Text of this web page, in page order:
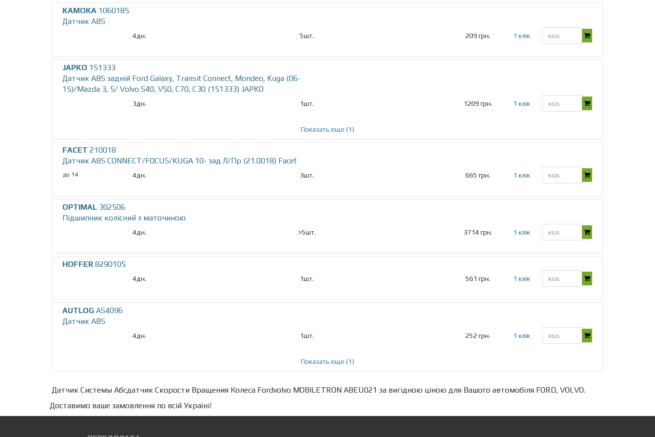
KAMOKA 1060185
Датчик АВS
4дн. 5шт. 209 грн. 1 клік
JAPKO 151333
Датчик ABS заднiй Ford Galaxy, Transit Connect, Mondeo, Kuga (06-
15)/Mazda 3, 5/ Volvo S40, V50, C70, C30 (151333) JAPKO
3дн. 1шт. 1209 грн. 1 клік
Показать еще (1)
FACET 210018
Датчик ABS CONNECT/FOCUS/KUGA 10- зад Л/Пр (21.0018) Facet
до 14 4дн. 3шт. 665 грн. 1 клік
OPTIMAL 302506
Підшипник колісний з маточиною
4дн. >5шт. 3714 грн. 1 клік
HOFFER 8290105
4дн. 1шт. 561 грн. 1 клік
AUTLOG AS4096
Датчик ABS
4дн. 1шт. 252 грн. 1 клік
Показать еще (1)
Датчик Системы Абсдатчик Скорости Вращения Колеса Fordvolvo MOBILETRON ABEU021 за вигідною ціною для Вашого автомобіля FORD, VOLVO.
Доставимо ваше замовлення по всій Україні!